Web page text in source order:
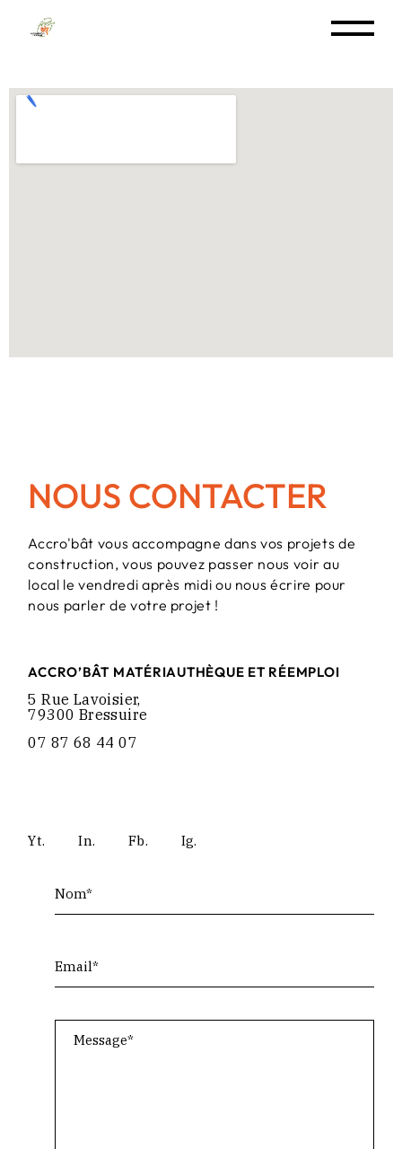
NOUS CONTACTER
Accro'bât vous accompagne dans vos projets de
construction, vous pouvez passer nous voir au
local le vendredi après midi ou nous écrire pour
nous parler de votre projet !
ACCRO’BÂT MATÉRIAUTHÈQUE ET RÉEMPLOI
5 Rue Lavoisier,
79300 Bressuire
07 87 68 44 07
Yt. In. Fb. Ig.